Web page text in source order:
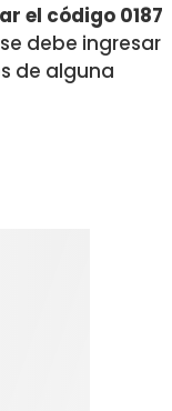
el código 0187
debe ingresar
de alguna